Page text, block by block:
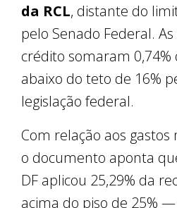
da RCL, distante do
pelo Senado Federal.
crédito somaram 0,74%
abaixo do teto de 16%
legislação federal.
Com relação aos
o documento aponta
DF aplicou 25,29% da
acima do piso de 25%